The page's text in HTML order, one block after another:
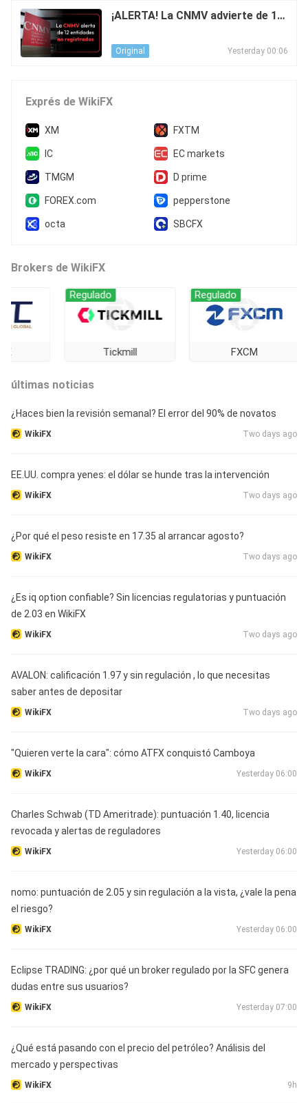
¡ALERTA! La CNMV advierte de 12
Original Yesterday 00:06
Exprés de WikiFX
XM FXTM
IC EC markets
TMGM D prime
FOREX.com pepperstone
octa SBCFX
Brokers de WikiFX
Tickmill
Regulado
FXCM
Regulado Denuncias
últimas noticias
¿Haces bien la revisión semanal? El error del 90% de novatos
WikiFX Two days ago
EE.UU. compra yenes: el dólar se hunde tras la intervención
WikiFX Two days ago
¿Por qué el peso resiste en 17.35 al arrancar agosto?
WikiFX Two days ago
¿Es iq option confiable? Sin licencias regulatorias y puntuación
de 2.03 en WikiFX
WikiFX Two days ago
AVALON: calificación 1.97 y sin regulación , lo que necesitas
saber antes de depositar
WikiFX Two days ago
"Quieren verte la cara": cómo ATFX conquistó Camboya
WikiFX Yesterday 06:00
Charles Schwab (TD Ameritrade): puntuación 1.40, licencia
revocada y alertas de reguladores
WikiFX Yesterday 06:00
nomo: puntuación de 2.05 y sin regulación a la vista, ¿vale la pena
el riesgo?
WikiFX Yesterday 06:00
Eclipse TRADING: ¿por qué un broker regulado por la SFC genera
dudas entre sus usuarios?
WikiFX Yesterday 07:00
¿Qué está pasando con el precio del petróleo? Análisis del
mercado y perspectivas
WikiFX 9h